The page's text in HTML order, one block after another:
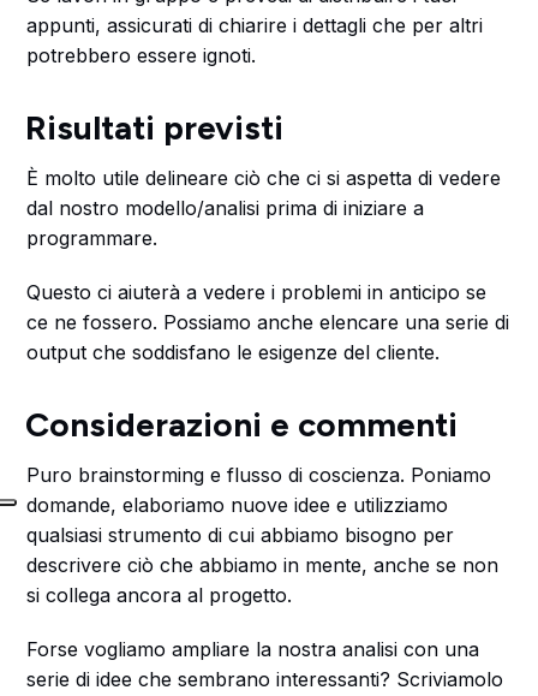
appunti, assicurati di chiarire i dettagli che per altri
potrebbero essere ignoti.
Risultati previsti
È molto utile delineare ciò che ci si aspetta di vedere
dal nostro modello/analisi prima di iniziare a
programmare.
Questo ci aiuterà a vedere i problemi in anticipo se
ce ne fossero. Possiamo anche elencare una serie di
output che soddisfano le esigenze del cliente.
Considerazioni e commenti
Puro brainstorming e flusso di coscienza. Poniamo
domande, elaboriamo nuove idee e utilizziamo
qualsiasi strumento di cui abbiamo bisogno per
descrivere ciò che abbiamo in mente, anche se non
si collega ancora al progetto.
Forse vogliamo ampliare la nostra analisi con una
serie di idee che sembrano interessanti? Scriviamolo